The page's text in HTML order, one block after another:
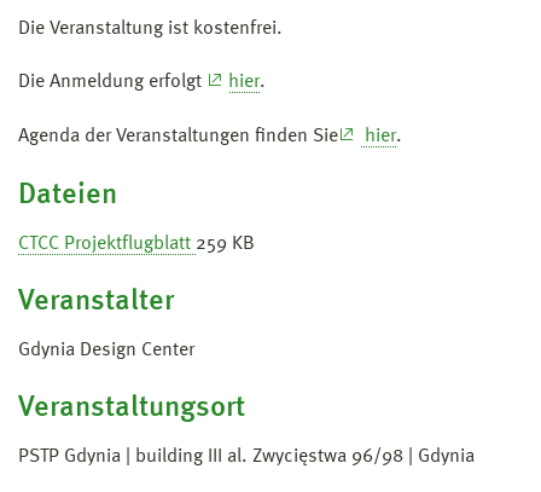
Die Veranstaltung ist kostenfrei.
Die Anmeldung erfolgt hier.
Agenda der Veranstaltungen finden Sie hier.
Dateien
CTCC Projektflugblatt 259 KB
Veranstalter
Gdynia Design Center
Veranstaltungsort
PSTP Gdynia | building III al. Zwycięstwa 96/98 | Gdynia